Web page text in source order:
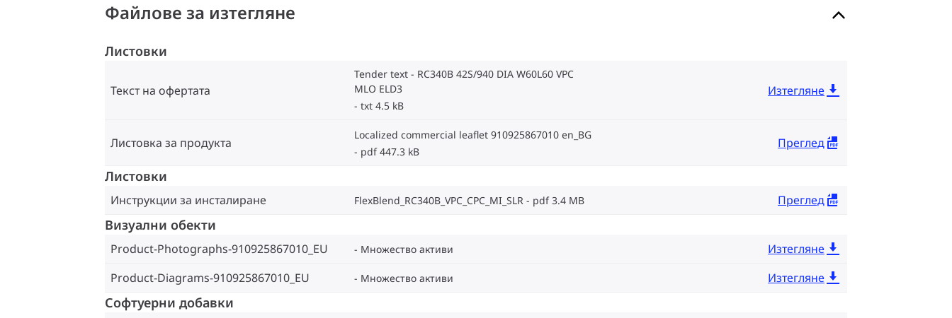
Файлове за изтегляне
Листовки
Текст на офертата
Tender text - RC340B 42S/940 DIA W60L60 VPC
MLO ELD3
txt 4.5 kB
Изтегляне
Листовка за продукта
Localized commercial leaflet 910925867010 en_BG
pdf 447.3 kB
Преглед
Листовки
Инструкции за инсталиране FlexBlend_RC340B_VPC_CPC_MI_SLR pdf 3.4 MB Преглед
Визуални обекти
Product-Photographs-910925867010_EU Множество активи
Изтегляне
Product-Diagrams-910925867010_EU
Множество активи Изтегляне
Софтуерни добавки